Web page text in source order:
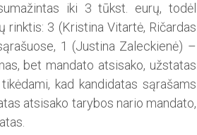
iki 3 tūkst. eurų, todėl
rinktis: 3 (Kristina Vitartė, Ričardas
1 (Justina Zaleckienė) –
bet mandato atsisako, užstatas
kad kandidatas sąrašams
atsisako tarybos nario mandato,